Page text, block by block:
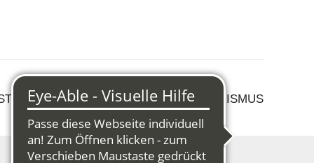
KULTUR & TOURISMUS